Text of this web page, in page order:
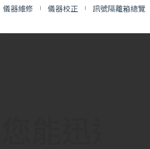
風險。
速拿到
儀器維修 儀器校正 訊號隔離箱總覽